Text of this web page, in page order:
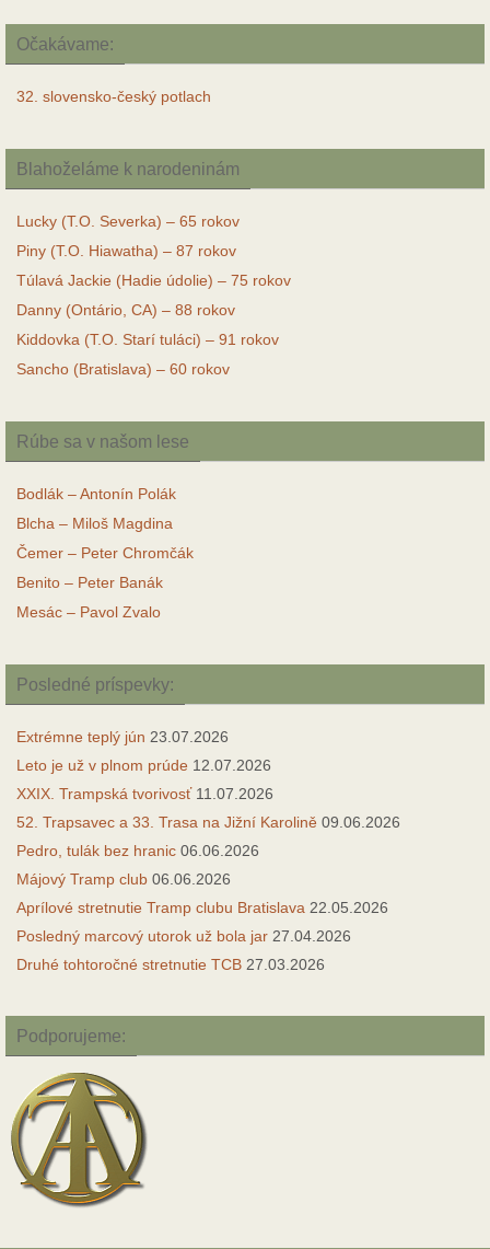
Očakávame:
32. slovensko-český potlach
Blahoželáme k narodeninám
Lucky (T.O. Severka) – 65 rokov
Piny (T.O. Hiawatha) – 87 rokov
Túlavá Jackie (Hadie údolie) – 75 rokov
Danny (Ontário, CA) – 88 rokov
Kiddovka (T.O. Starí tuláci) – 91 rokov
Sancho (Bratislava) – 60 rokov
Rúbe sa v našom lese
Bodlák – Antonín Polák
Blcha – Miloš Magdina
Čemer – Peter Chromčák
Benito – Peter Banák
Mesác – Pavol Zvalo
Posledné príspevky:
Extrémne teplý jún 23.07.2026
Leto je už v plnom prúde 12.07.2026
XXIX. Trampská tvorivosť 11.07.2026
52. Trapsavec a 33. Trasa na Jižní Karolině 09.06.2026
Pedro, tulák bez hranic 06.06.2026
Májový Tramp club 06.06.2026
Aprílové stretnutie Tramp clubu Bratislava 22.05.2026
Posledný marcový utorok už bola jar 27.04.2026
Druhé tohtoročné stretnutie TCB 27.03.2026
Podporujeme: